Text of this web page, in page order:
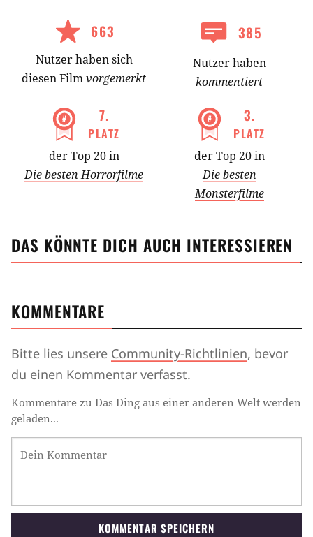
663
Nutzerhabensich
diesen Filmvorgemerkt
385
Nutzer haben
kommentiert
7.
PLATZ
der Top 20 in
Die besten Horrorfilme
3.
PLATZ
der Top 20 in
Die besten
Monsterfilme
DAS KÖNNTE DICH AUCH INTERESSIEREN
KOMMENTARE
Bitte lies unsere Community-Richtlinien, bevor
du einen Kommentar verfasst.
Kommentare zu Das Ding aus einer anderen Welt werden
geladen...
KOMMENTAR SPEICHERN